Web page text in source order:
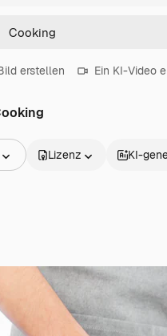
erstellen Ein KI-Video
Lizenz KI-